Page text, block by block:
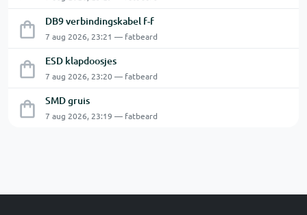
DB9 verbindingskabel f-f
7 aug 2026, 23:21 — fatbeard
ESD klapdoosjes
7 aug 2026, 23:20 — fatbeard
SMD gruis
7 aug 2026, 23:19 — fatbeard